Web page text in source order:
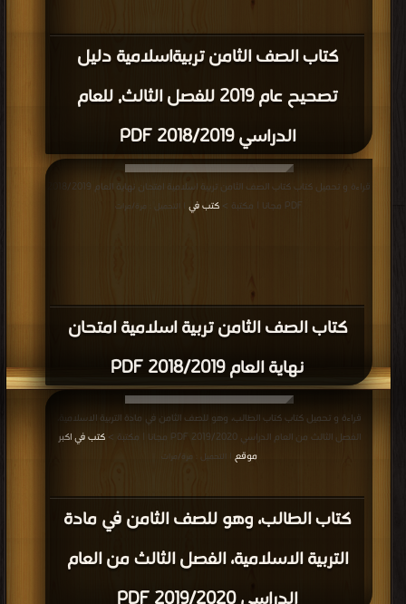
كتاب الصف الثامن تربيةاسلامية دليل
تصحيح عام 2019 للفصل الثالث, للعام
الدراسي 2018/2019 PDF
كتاب الصف الثامن تربية اسلامية امتحان
نهاية العام 2018/2019 PDF
قراءة و تحميل كتاب كتاب الصف الثامن تربية اسلامية امتحان نهاية العام 2018/2019
PDF مجانا | مكتبة >
كتب في | التحميل : مرة/مرات
كتاب الطالب، وهو للصف الثامن في مادة
التربية الاسلامية، الفصل الثالث من العام
قراءة و تحميل كتاب كتاب الطالب، وهو للصف الثامن في مادة التربية الاسلامية،
الفصل الثالث من العام الدراسي 2019/2020 PDF مجانا | مكتبة >
كتب في اكبر
موقع
| التحميل : مرة/مرات